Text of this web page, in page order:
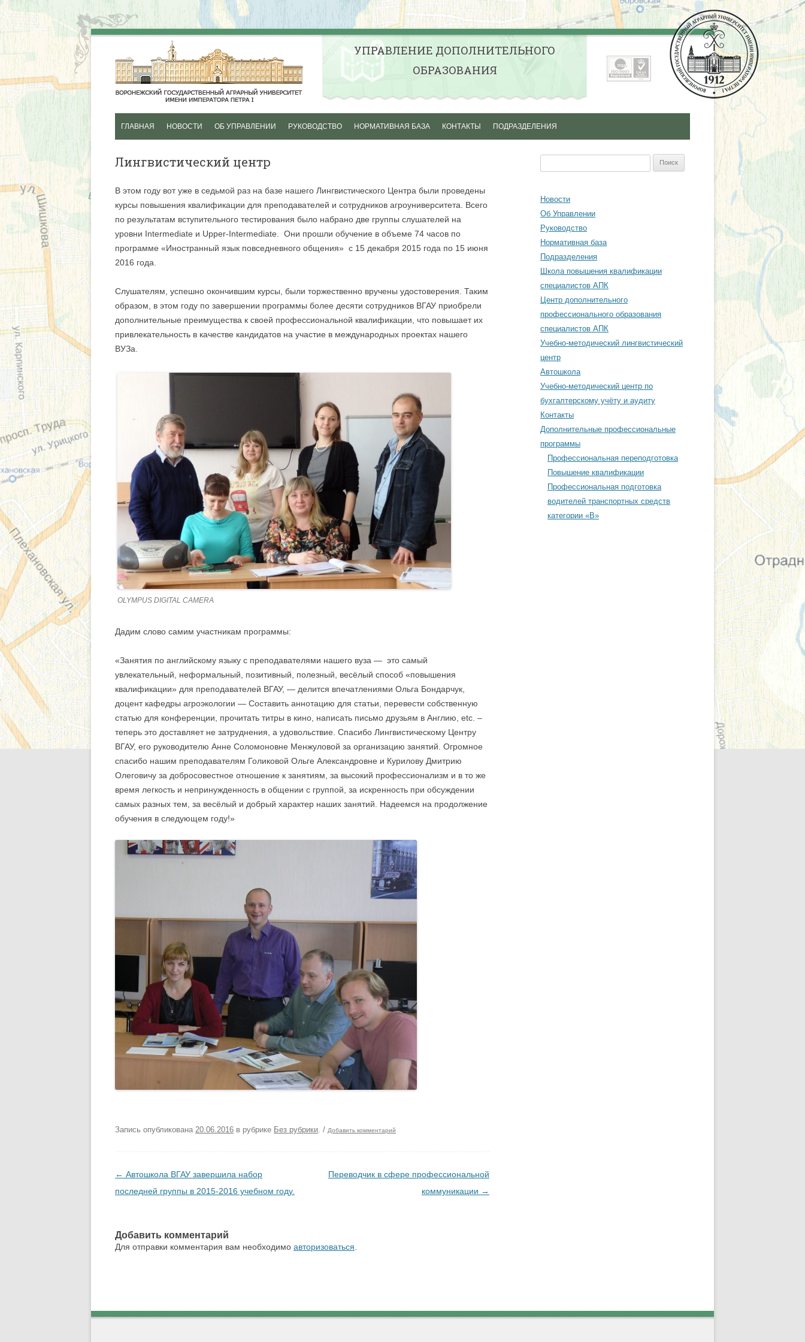
УПРАВЛЕНИЕ ДОПОЛНИТЕЛЬНОГО
ОБРАЗОВАНИЯ
ГЛАВНАЯ НОВОСТИ ОБ УПРАВЛЕНИИ
ПРОФЕССИОНАЛЬНЫЕ
ПОВЫШЕНИЕ КВАЛИФИКАЦИИ
ПРОФЕССИОНАЛЬНОЕ ОБУЧЕНИЕ
ТРАНСПОРТНЫХ СРЕДСТВ
КАТЕГОРИИ «В»
ДОПОЛНИТЕЛЬНЫЕ
ОБЩЕОБРАЗОВАТЕЛЬНЫЕ
ПРОГРАММЫ
СЛУШАТЕЛЕЙ
РУКОВОДСТВО НОРМАТИВНАЯ БАЗА КОНТАКТЫ ПОДРАЗДЕЛЕНИЯ
ШКОЛА ПОВЫШЕНИЯ
КВАЛИФИКАЦИИ СПЕЦИАЛИСТОВ
УЧЕБНО-МЕТОДИЧЕСКИЙ
УЧЕБНО-МЕТОДИЧЕСКИЙ ЦЕНТР
ПО ИНФОРМАЦИОННОМУ
ДЕЯТЕЛЬНОСТИ
УЧЕБНО-МЕТОДИЧЕСКИЙ ЦЕНТР
ПО БУХГАЛТЕРСКОМУ УЧЁТУ И
Лингвистический центр
В этом году вот уже в седьмой раз на базе нашего Лингвистического Центра были проведены
курсы повышения квалификации для преподавателей и сотрудников агроуниверситета. Всего
по результатам вступительного тестирования было набрано две группы слушателей на
уровни Intermediate и Upper-Intermediate. Они прошли обучение в объеме 74 часов по
программе «Иностранный язык повседневного общения» с 15 декабря 2015 года по 15 июня
2016 года.
Слушателям, успешно окончившим курсы, были торжественно вручены удостоверения. Таким
образом, в этом году по завершении программы более десяти сотрудников ВГАУ приобрели
дополнительные преимущества к своей профессиональной квалификации, что повышает их
привлекательность в качестве кандидатов на участие в международных проектах нашего
ВУЗа.
OLYMPUS DIGITAL CAMERA
Дадим слово самим участникам программы:
«Занятия по английскому языку с преподавателями нашего вуза — это самый
увлекательный, неформальный, позитивный, полезный, весёлый способ «повышения
квалификации» для преподавателей ВГАУ, — делится впечатлениями Ольга Бондарчук,
доцент кафедры агроэкологии — Составить аннотацию для статьи, перевести собственную
статью для конференции, прочитать титры в кино, написать письмо друзьям в Англию, etc. –
теперь это доставляет не затруднения, а удовольствие. Спасибо Лингвистическому Центру
ВГАУ, его руководителю Анне Соломоновне Менжуловой за организацию занятий. Огромное
спасибо нашим преподавателям Голиковой Ольге Александровне и Курилову Дмитрию
Олеговичу за добросовестное отношение к занятиям, за высокий профессионализм и в то же
время легкость и непринужденность в общении с группой, за искренность при обсуждении
самых разных тем, за весёлый и добрый характер наших занятий. Надеемся на продолжение
обучения в следующем году!»
Запись опубликована 20.06.2016 в рубрике Без рубрики. / Добавить комментарий
Навигация по записям
← Автошкола ВГАУ завершила набор
последней группы в 2015-2016 учебном году.
Переводчик в сфере профессиональной
коммуникации →
Добавить комментарий
Для отправки комментария вам необходимо авторизоваться
Новости
Об Управлении
Руководство
Нормативная база
Подразделения
Школа повышения квалификации
специалистов АПК
Центр дополнительного
профессионального образования
специалистов АПК
Учебно-методический лингвистический
центр
Автошкола
Учебно-методический центр по
бухгалтерскому учёту и аудиту
Контакты
Дополнительные профессиональные
программы
Профессиональная переподготовка
Повышение квалификации
Профессиональная подготовка
водителей транспортных средств
категории «В»